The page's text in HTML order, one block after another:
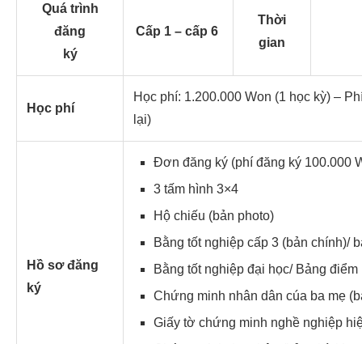
Quá trình
đăng
ký
Cấp 1 – cấp 6
Thời
gian
Học phí
Học phí: 1.200.000 Won (1 học kỳ) –
lại)
Hồ sơ đăng
ký
Đơn đăng ký (phí đăng ký 100.000
3 tấm hình 3×4
Hộ chiếu (bản photo)
Bằng tốt nghiệp cấp 3 (bản chính)/
Bằng tốt nghiệp đại học/ Bảng điểm
Chứng minh nhân dân cúa ba mẹ
Giấy tờ chứng minh nghề nghiệp